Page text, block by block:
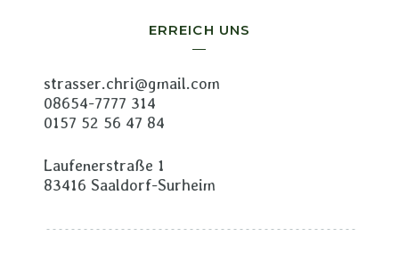
ERREICH UNS
strasser.chri@gmail.com
08654-7777 314
0157 52 56 47 84
Laufenerstraße 1
83416 Saaldorf-Surheim